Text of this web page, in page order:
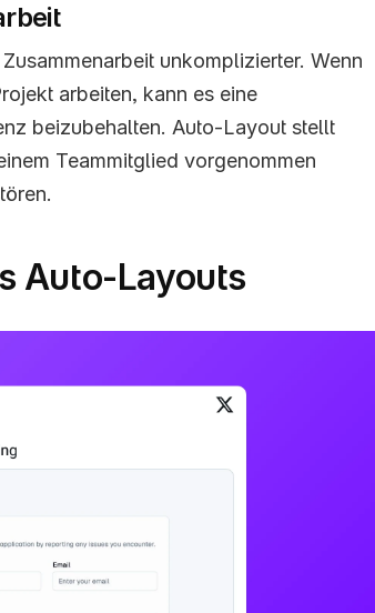
unkomplizierter. Wenn
arbeiten, kann es eine
beizubehalten. Auto-Layout stellt
Teammitglied vorgenommen
Auto-Layouts